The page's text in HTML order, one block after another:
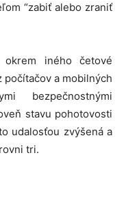
“zabiť alebo zraniť
okrem iného četové
počítačov a mobilných
bezpečnostnými
stavu pohotovosti
udalosťou zvýšená a
tri.